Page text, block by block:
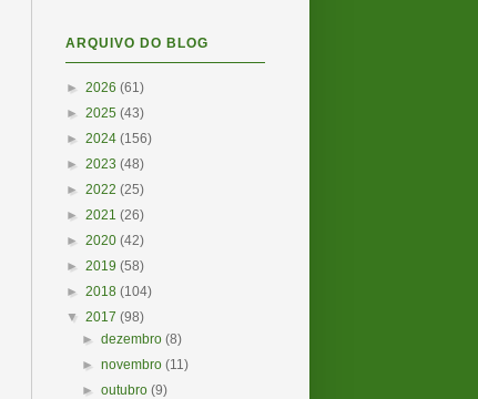
ARQUIVO DO BLOG
► 2026 (61)
► 2025 (43)
► 2024 (156)
► 2023 (48)
► 2022 (25)
► 2021 (26)
► 2020 (42)
► 2019 (58)
► 2018 (104)
▼ 2017 (98)
►dezembro(8)
►novembro(11)
►outubro(9)